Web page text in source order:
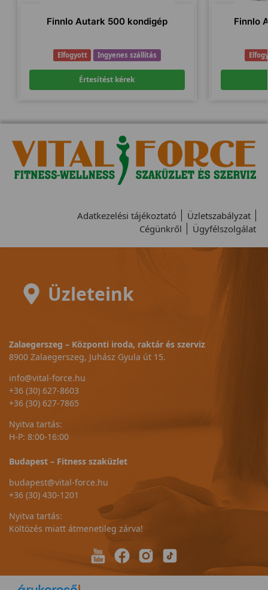
Finnlo Autark 500 kondigép
Elfogyott Ingyenes szállítás
Értesítést kérek
Finnlo
Adatkezelési tájékoztató
Üzletszabályzat
Cégünkről
Ügyfélszolgálat
Üzleteink
Zalaegerszeg – Központi iroda, raktár és szerviz
8900 Zalaegerszeg, Juhász Gyula út 15.
info@vital-force.hu
+36 (30) 627-8603
+36 (30) 627-7865
Nyitva tartás:
H-P: 8:00-16:00
Budapest – Fitness szaküzlet
budapest@vital-force.hu
+36 (30) 430-1201
Nyitva tartás:
Költözés miatt átmenetileg zárva!